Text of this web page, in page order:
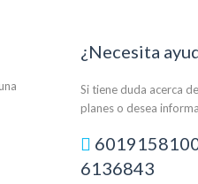
¿Necesita
Si tiene duda acerca
planes o desea
6136843